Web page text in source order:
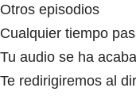
Otros episodios
Cualquier tiempo
Tu audio se ha
Te redirigiremos al